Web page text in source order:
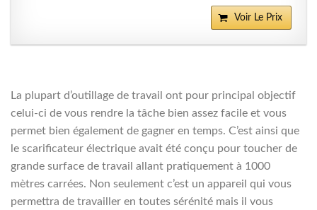
Voir Le Prix
La plupart d’outillage de travail ont pour principal objectif
celui-ci de vous rendre la tâche bien assez facile et vous
permet bien également de gagner en temps. C’est ainsi que
le scarificateur électrique avait été conçu pour toucher de
grande surface de travail allant pratiquement à 1000
mètres carrées. Non seulement c’est un appareil qui vous
permettra de travailler en toutes sérénité mais il vous